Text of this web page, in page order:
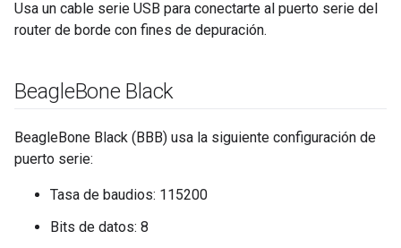
Usa un cable serie USB para conectarte al puerto serie del
router de borde con fines de depuración.
BeagleBone Black
BeagleBone Black (BBB) usa la siguiente configuración de
puerto serie:
Tasa de baudios: 115200
Bits de datos: 8